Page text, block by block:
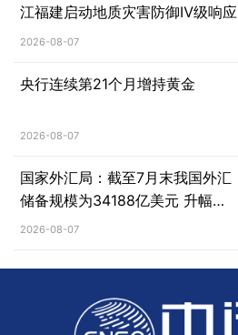
江福建启动地质灾害防御Ⅳ级响应
2026-08-07
央行连续第21个月增持黄金
2026-08-07
国家外汇局：截至7月末我国外汇
储备规模为34188亿美元 升幅
0.07%
2026-08-07